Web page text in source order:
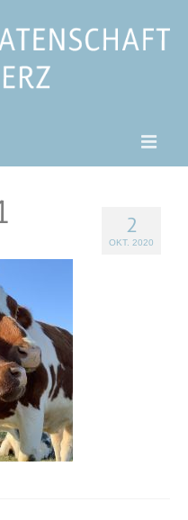
2
OKT. 2020